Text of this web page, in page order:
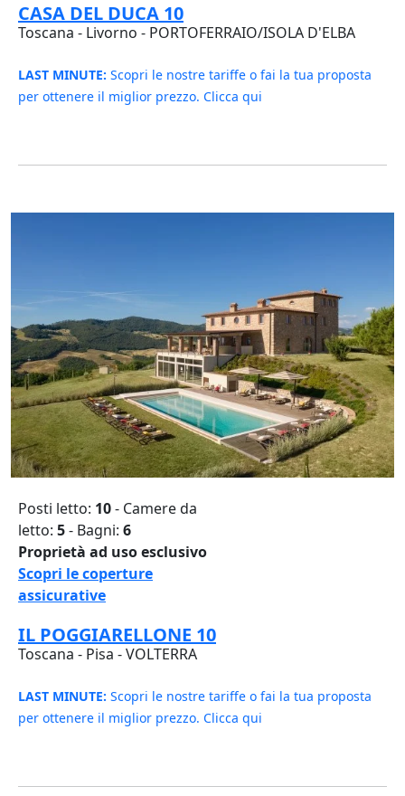
CASA DEL DUCA 10
Toscana - Livorno - PORTOFERRAIO/ISOLA D'ELBA
LAST MINUTE: Scopri le nostre tariffe o fai la tua proposta
per ottenere il miglior prezzo. Clicca qui
Posti letto: 10- Camere da
letto: 5- Bagni: 6
Proprietà ad uso esclusivo
Scopri le coperture
assicurative
IL POGGIARELLONE 10
Toscana - Pisa - VOLTERRA
LAST MINUTE: Scopri le nostre tariffe o fai la tua proposta
per ottenere il miglior prezzo. Clicca qui